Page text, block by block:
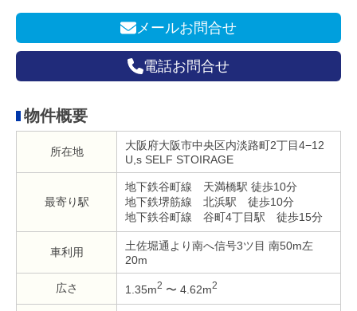
メールお問合せ
電話お問合せ
物件概要
所在地
大阪府大阪市中央区内淡路町2丁目4−12
U,s SELF STOIRAGE
最寄り駅
地下鉄谷町線 天満橋駅 徒歩10分
地下鉄堺筋線 北浜駅 徒歩10分
地下鉄谷町線 谷町4丁目駅 徒歩15分
車利用
土佐堀通より南へ信号3ツ目 南50m左
20m
広さ 1.35m2 〜 4.62m2